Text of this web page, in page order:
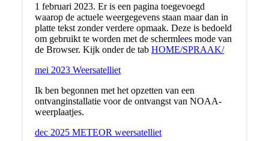
1 februari 2023. Er is een pagina toegevoegd
waarop de actuele weergegevens staan maar dan in
platte tekst zonder verdere opmaak. Deze is bedoeld
om gebruikt te worden met de schermlees mode van
de Browser. Kijk onder de tab HOME/SPRAAK/
mei 2023 Weersatelliet
Ik ben begonnen met het opzetten van een
ontvanginstallatie voor de ontvangst van NOAA-
weerplaatjes.
dec 2025 METEOR weersatelliet